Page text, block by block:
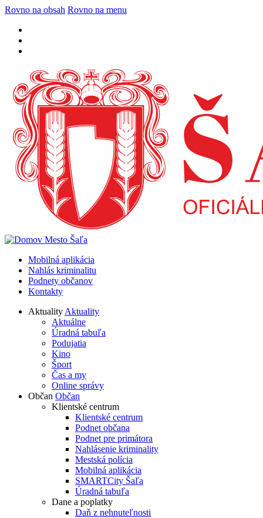
Rovno na obsah Rovno na menu
Mobilná aplikácia
Nahlás kriminalitu
Podnety občanov
Kontakty
AktualityAktuality
Aktuálne
Úradná tabuľa
Podujatia
Kino
Šport
Čas a my
Online správy
Občan Občan
Klientské centrum
Klientské centrum
Podnet občana
Podnet pre primátora
Nahlásenie kriminality
Mestská polícia
Mobilná aplikácia
SMARTCity Šaľa
Úradná tabuľa
Dane a poplatky
Daň z nehnuteľnosti